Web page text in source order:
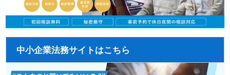
中小企業法務サイトはこちら